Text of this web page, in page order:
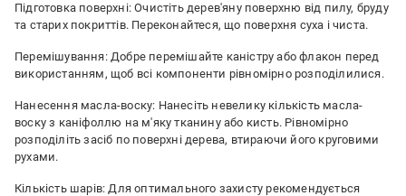
Підготовка поверхні: Очистіть дерев'яну поверхню від пилу, бруду
та старих покриттів. Переконайтеся, що поверхня суха і чиста.
Перемішування: Добре перемішайте каністру або флакон перед
використанням, щоб всі компоненти рівномірно розподілилися.
Нанесення масла-воску: Нанесіть невелику кількість масла-
воску з каніфоллю на м'яку тканину або кисть. Рівномірно
розподіліть засіб по поверхні дерева, втираючи його круговими
рухами.
Кількість шарів: Для оптимального захисту рекомендується